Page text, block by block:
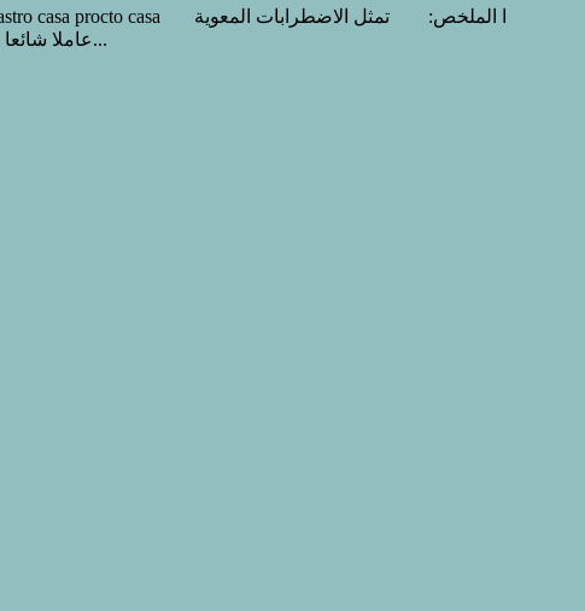
الوظيفية lestroubles fonctionnels intestinaux عاملا شائعا للإسهال المزمن ، يسود على الأسباب العضوية و داء السيلياك و الأمراض المعوية الالتهابية...